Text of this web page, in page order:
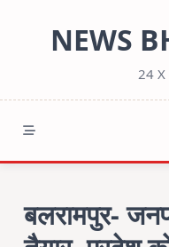
NEWS
24
बलरामपुर-